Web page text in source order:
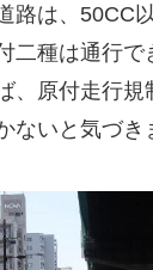
路は、50CC
二種は通行で
、原付走行規
ないと気づき